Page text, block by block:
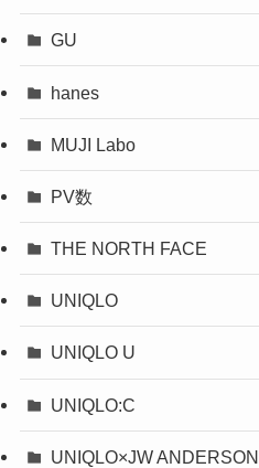
GU
hanes
MUJI Labo
PV数
THE NORTH FACE
UNIQLO
UNIQLO U
UNIQLO:C
UNIQLO×JW ANDERSON